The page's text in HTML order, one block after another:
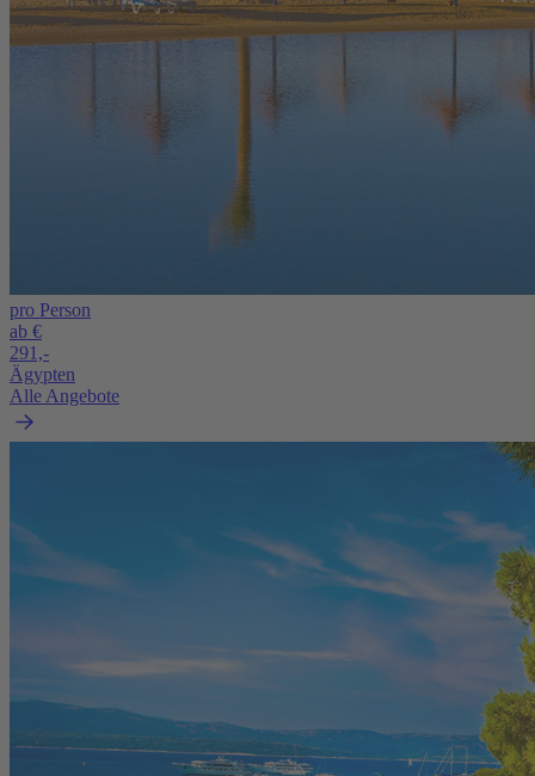
pro Person
ab €
291,-
Ägypten
Alle Angebote